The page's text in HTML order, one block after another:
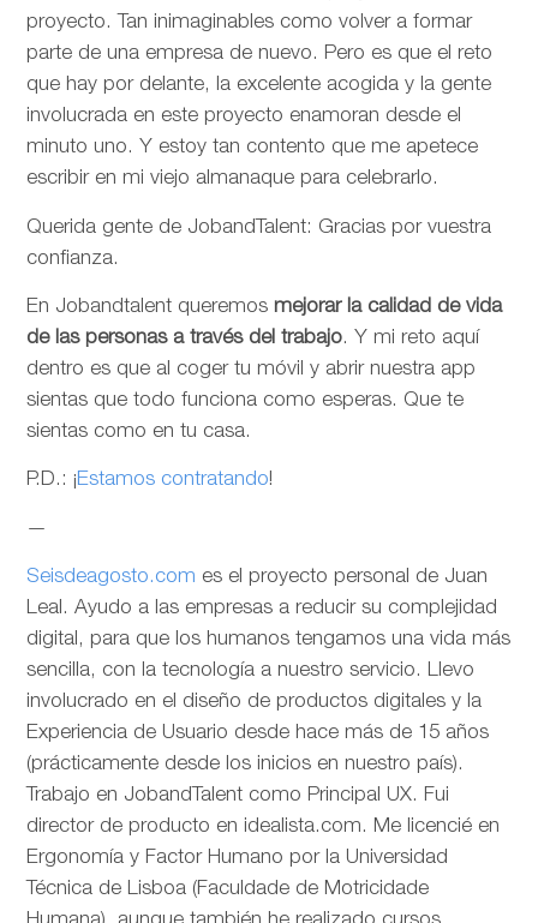
proyecto. Tan inimaginables como volver a formar
parte de una empresa de nuevo. Pero es que el reto
que hay por delante, la excelente acogida y la gente
involucrada en este proyecto enamoran desde el
minuto uno. Y estoy tan contento que me apetece
escribir en mi viejo almanaque para celebrarlo.
Querida gente de JobandTalent: Gracias por vuestra
confianza.
En Jobandtalent queremos mejorar la calidad de vida
de las personas a través del trabajo. Y mi reto aquí
dentro es que al coger tu móvil y abrir nuestra app
sientas que todo funciona como esperas. Que te
sientas como en tu casa.
P.D.: ¡Estamos contratando!
—
Seisdeagosto.com es el proyecto personal de Juan
Leal. Ayudo a las empresas a reducir su complejidad
digital, para que los humanos tengamos una vida más
sencilla, con la tecnología a nuestro servicio. Llevo
involucrado en el diseño de productos digitales y la
Experiencia de Usuario desde hace más de 15 años
(prácticamente desde los inicios en nuestro país).
Trabajo en JobandTalent como Principal UX. Fui
director de producto en idealista.com. Me licencié en
Ergonomía y Factor Humano por la Universidad
Técnica de Lisboa (Faculdade de Motricidade